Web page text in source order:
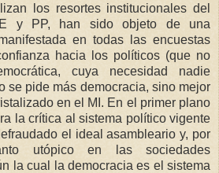
los resortes institucionales del
y PP, han sido objeto de una
en todas las encuestas
hacia los políticos (que no
cuya necesidad nadie
se pide más democracia, sino mejor
en el MI. En el primer plano
la crítica al sistema político vigente
el ideal asambleario y, por
utópico en las sociedades
la cual la democracia es el sistema